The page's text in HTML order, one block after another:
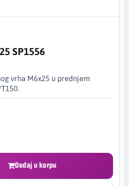
SP1556
vrha M6x25 u prednjem
Dodaj u korpu